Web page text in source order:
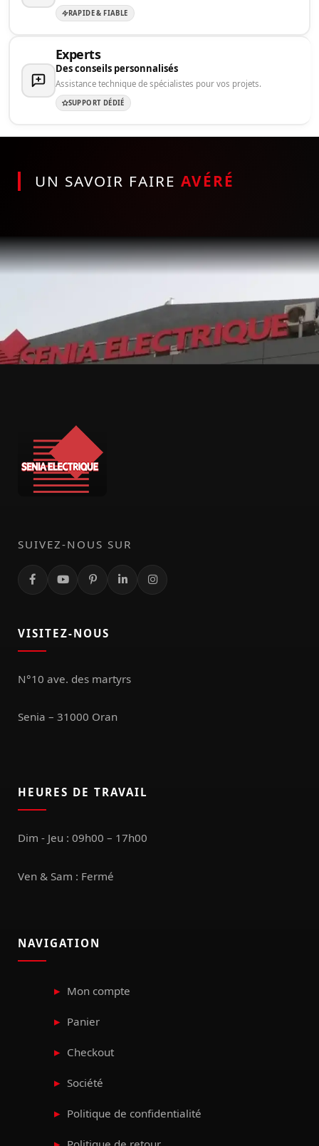
RAPIDE & FIABLE
Experts
Des conseils personnalisés
Assistance technique de spécialistes pour vos projets.
SUPPORT DÉDIÉ
UN SAVOIR FAIRE AVÉRÉ
SUIVEZ-NOUS SUR
VISITEZ-NOUS
N°10 ave. des martyrs
Senia – 31000 Oran
HEURES DE TRAVAIL
Dim - Jeu : 09h00 – 17h00
Ven & Sam : Fermé
NAVIGATION
Mon compte
Panier
Checkout
Société
Politique de confidentialité